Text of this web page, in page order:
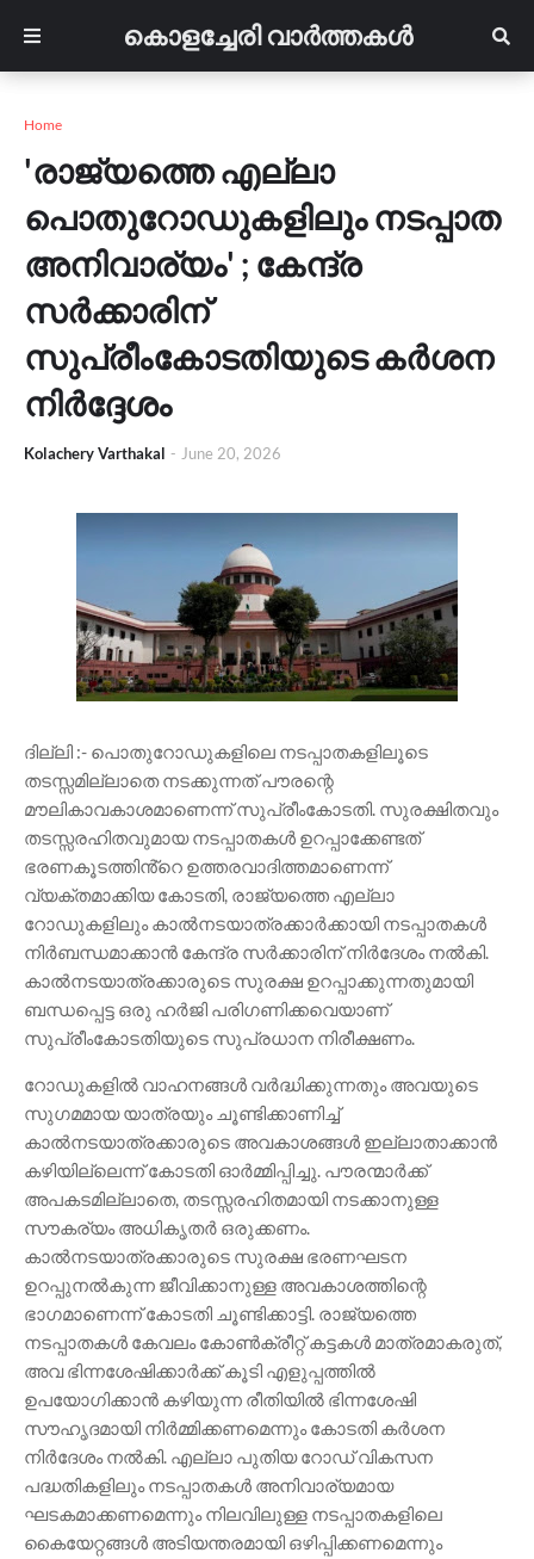
കൊളച്ചേരി വാർത്തകൾ
Home
'രാജ്യത്തെ എല്ലാ
പൊതുറോഡുകളിലും നടപ്പാത
അനിവാര്യം' ; കേന്ദ്ര
സർക്കാരിന്
സുപ്രീംകോടതിയുടെ കർശന
നിർദ്ദേശം
Kolachery Varthakal - June 20, 2026
ദില്ലി :- പൊതുറോഡുകളിലെ നടപ്പാതകളിലൂടെ
തടസ്സമില്ലാതെ നടക്കുന്നത് പൗരന്റെ
മൗലികാവകാശമാണെന്ന് സുപ്രീംകോടതി. സുരക്ഷിതവും
തടസ്സരഹിതവുമായ നടപ്പാതകൾ ഉറപ്പാക്കേണ്ടത്
ഭരണകൂടത്തിൻ്റെ ഉത്തരവാദിത്തമാണെന്ന്
വ്യക്തമാക്കിയ കോടതി, രാജ്യത്തെ എല്ലാ
റോഡുകളിലും കാൽനടയാത്രക്കാർക്കായി നടപ്പാതകൾ
നിർബന്ധമാക്കാൻ കേന്ദ്ര സർക്കാരിന് നിർദേശം നൽകി.
കാൽനടയാത്രക്കാരുടെ സുരക്ഷ ഉറപ്പാക്കുന്നതുമായി
ബന്ധപ്പെട്ട ഒരു ഹർജി പരിഗണിക്കവെയാണ്
സുപ്രീംകോടതിയുടെ സുപ്രധാന നിരീക്ഷണം.
റോഡുകളിൽ വാഹനങ്ങൾ വർദ്ധിക്കുന്നതും അവയുടെ
സുഗമമായ യാത്രയും ചൂണ്ടിക്കാണിച്ച്
കാൽനടയാത്രക്കാരുടെ അവകാശങ്ങൾ ഇല്ലാതാക്കാൻ
കഴിയില്ലെന്ന് കോടതി ഓർമ്മിപ്പിച്ചു. പൗരന്മാർക്ക്
അപകടമില്ലാതെ, തടസ്സരഹിതമായി നടക്കാനുള്ള
സൗകര്യം അധികൃതർ ഒരുക്കണം.
കാൽനടയാത്രക്കാരുടെ സുരക്ഷ ഭരണഘടന
ഉറപ്പുനൽകുന്ന ജീവിക്കാനുള്ള അവകാശത്തിന്റെ
ഭാഗമാണെന്ന് കോടതി ചൂണ്ടിക്കാട്ടി. രാജ്യത്തെ
നടപ്പാതകൾ കേവലം കോൺക്രീറ്റ് കട്ടകൾ മാത്രമാകരുത്,
അവ ഭിന്നശേഷിക്കാർക്ക് കൂടി എളുപ്പത്തിൽ
ഉപയോഗിക്കാൻ കഴിയുന്ന രീതിയിൽ ഭിന്നശേഷി
സൗഹൃദമായി നിർമ്മിക്കണമെന്നും കോടതി കർശന
നിർദേശം നൽകി. എല്ലാ പുതിയ റോഡ് വികസന
പദ്ധതികളിലും നടപ്പാതകൾ അനിവാര്യമായ
ഘടകമാക്കണമെന്നും നിലവിലുള്ള നടപ്പാതകളിലെ
കൈയേറ്റങ്ങൾ അടിയന്തരമായി ഒഴിപ്പിക്കണമെന്നും